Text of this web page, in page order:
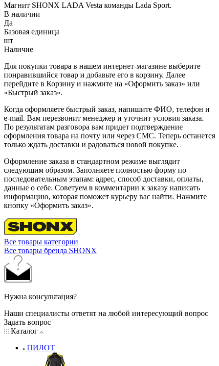
Магнит SHONX LADA Vesta команды Lada Sport.
В наличии
Да
Базовая единица
шт
Наличие
Для покупки товара в нашем интернет-магазине выберите
понравившийся товар и добавьте его в корзину. Далее
перейдите в Корзину и нажмите на «Оформить заказ» или
«Быстрый заказ».
Когда оформляете быстрый заказ, напишите ФИО, телефон и
e-mail. Вам перезвонит менеджер и уточнит условия заказа.
По результатам разговора вам придет подтверждение
оформления товара на почту или через СМС. Теперь останется
только ждать доставки и радоваться новой покупке.
Оформление заказа в стандартном режиме выглядит
следующим образом. Заполняете полностью форму по
последовательным этапам: адрес, способ доставки, оплаты,
данные о себе. Советуем в комментарии к заказу написать
информацию, которая поможет курьеру вас найти. Нажмите
кнопку «Оформить заказ».
Все товары категории
Все товары бренда SHONX
Нужна консультация?
Наши специалисты ответят на любой интересующий вопрос
Задать вопрос
Каталог
ПИЛОТ